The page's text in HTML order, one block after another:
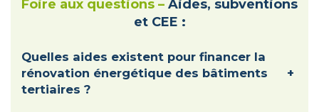
Foire aux questions – Aides, subventions
et CEE :
Quelles aides existent pour financer la
rénovation énergétique des bâtiments
tertiaires ?
+